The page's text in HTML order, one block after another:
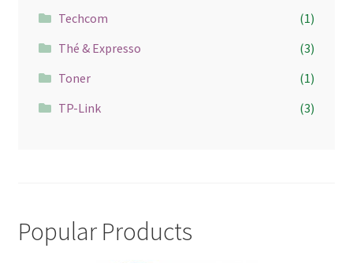
Techcom
(1)
Thé & Expresso
(3)
Toner
(1)
TP-Link
(3)
Popular Products